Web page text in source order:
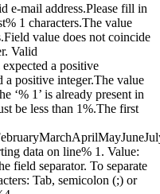
e-mail address.Please fill in
1 characters.The value
value does not coincide
Valid
expected a positive
a positive integer.The value
‘% 1’ is already present in
be less than 1%.The first
data on line% 1. Value:
field separator. To separate
Tab, semicolon (;) or